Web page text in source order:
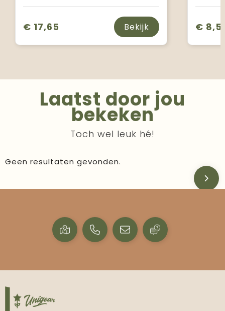
€ 17,65 Bekijk €
Laatst door jou
bekeken
Toch wel leuk hé!
Geen resultaten gevonden.